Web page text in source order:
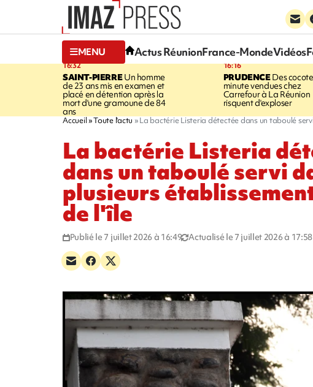
MENU Actus RéunionFrance-MondeVidéos
16:32
SAINT-PIERREUn homme
de 23 ans mis en examen et
placé en détention après la
mort d'une gramoune de 84
ans
16:16
PRUDENCEDes
minute vendues chez
Carrefour à La Réunion
risquent d'exploser
Accueil Toute l'actu La bactérie Listeria détectée dans un taboulé
La bactérie Listeria
dans un taboulé servi
plusieurs
de l'île
Publié le 7 juillet 2026 à 16:49 Actualisé le 7 juillet 2026 à 17:58